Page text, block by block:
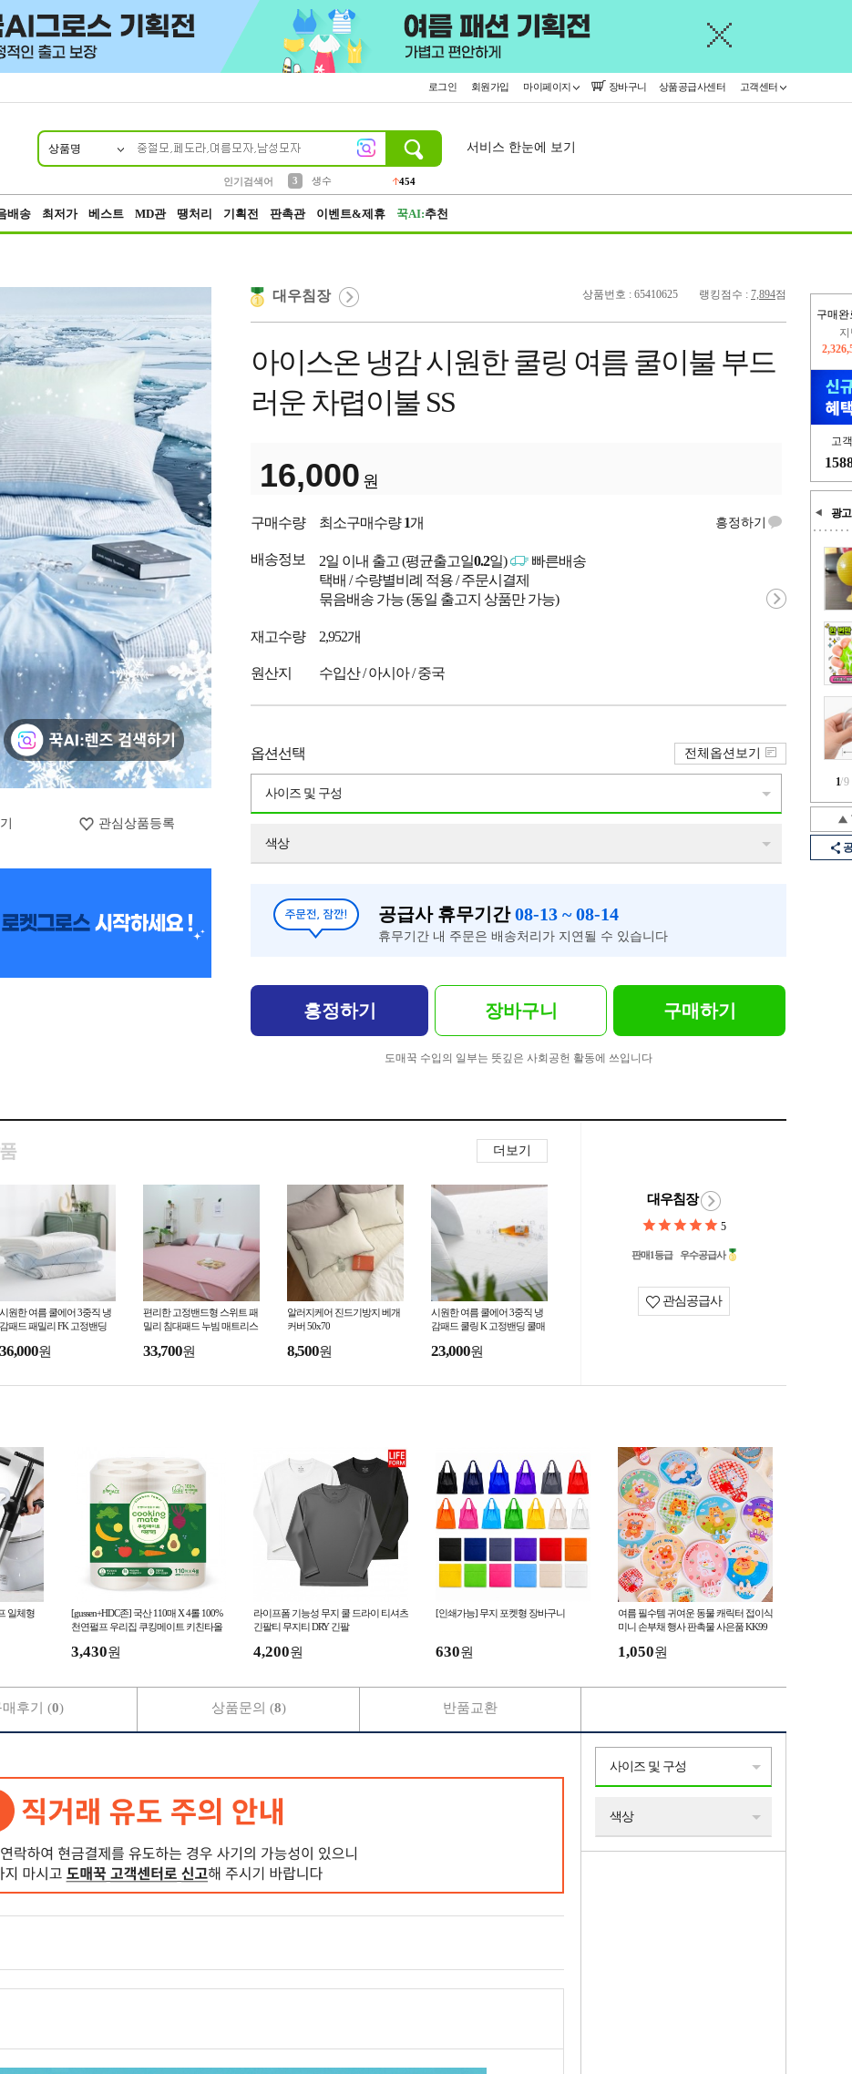
로그인 회원가입 마이페이지 장바구니 상품공급사센터 고객센터
상품명
인기검색어
3
생수
454
서비스 한눈에 보기
배송 최저가 베스트 MD관 땡처리 기획전 판촉관 이벤트&제휴 꾹AI:추천
구매완
고
광고
1/9
관심상품등록
상품번호 : 65410625 랭킹점수 : 7,894점
대우침장
아이스온 냉감 시원한 쿨링 여름 쿨이불 부드
러운 차렵이불 SS
16,000 원
구매수량 최소구매수량1개 흥정하기
배송정보 2일 이내 출고 (평균출고일0.2일)
빠른배송
택배 / 수량별비례 적용 / 주문시결제
묶음배송 가능 (동일 출고지 상품만 가능)
재고수량 2,952개
원산지 수입산 / 아시아 / 중국
옵션선택
사이즈 및 구성
색상
전체옵션보기
공급사 휴무기간08-13 ~ 08-14
휴무기간 내 주문은 배송처리가 지연될 수 있습니다
흥정하기 장바구니 구매하기
도매꾹 수입의 일부는 뜻깊은 사회공헌 활동에 쓰입니다
더보기
시원한 여름 쿨에어 3중직 냉
감패드 패밀리 FK 고정밴딩
36,000원
편리한 고정밴드형 스위트 패
밀리 침대패드 누빔 매트리스
33,700원
알러지케어 진드기방지 베개
커버 50x70
8,500원
시원한 여름 쿨에어 3중직 냉
감패드 쿨링 K 고정밴딩 쿨매
23,000원
대우침장
5
판매1등급 우수공급사
관심공급사
일체형
[gussen+HDC존] 국산 110매 X 4롤 100%
천연펄프 우리집 쿠킹메이트 키친타올
3,430원
라이프폼 기능성 무지 쿨 드라이 티셔츠
긴팔티 무지티 DRY 긴팔
4,200원
[인쇄가능] 무지 포켓형 장바구니
630원
여름 필수템 귀여운 동물 캐릭터 접이식
미니 손부채 행사 판촉물 사은품 KK99
1,050원
매후기 (0) 상품문의 (8) 반품교환
사이즈 및 구성
색상